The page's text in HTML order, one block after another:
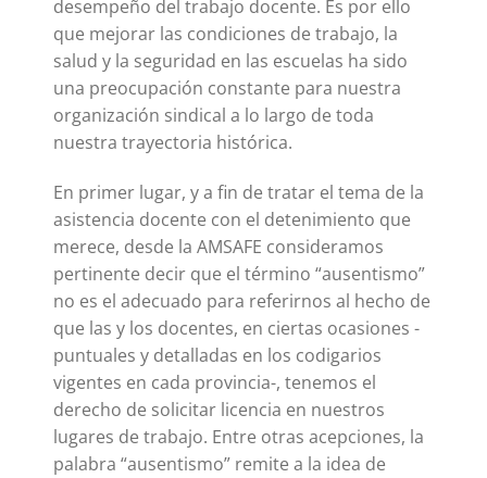
desempeño del trabajo docente. Es por ello
que mejorar las condiciones de trabajo, la
salud y la seguridad en las escuelas ha sido
una preocupación constante para nuestra
organización sindical a lo largo de toda
nuestra trayectoria histórica.
En primer lugar, y a fin de tratar el tema de la
asistencia docente con el detenimiento que
merece, desde la AMSAFE consideramos
pertinente decir que el término “ausentismo”
no es el adecuado para referirnos al hecho de
que las y los docentes, en ciertas ocasiones -
puntuales y detalladas en los codigarios
vigentes en cada provincia-, tenemos el
derecho de solicitar licencia en nuestros
lugares de trabajo. Entre otras acepciones, la
palabra “ausentismo” remite a la idea de